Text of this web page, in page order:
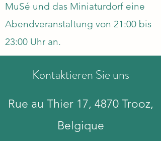
MuSé und das Miniaturdorf eine
Abendveranstaltung von 21:00 bis
23:00 Uhr an.
Kontaktieren Sie uns
Rue au Thier 17, 4870 Trooz,
Belgique